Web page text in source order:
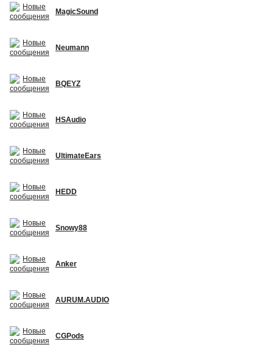
MagicSound
Neumann
BQEYZ
HSAudio
UltimateEars
HEDD
Snowy88
Anker
AURUM.AUDIO
CGPods